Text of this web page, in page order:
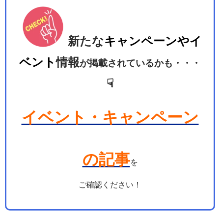
新たなキャンペーンやイ
ベント情報が掲載されているかも・・・
☟
イベント・キャンペーン
の記事を
ご確認ください！